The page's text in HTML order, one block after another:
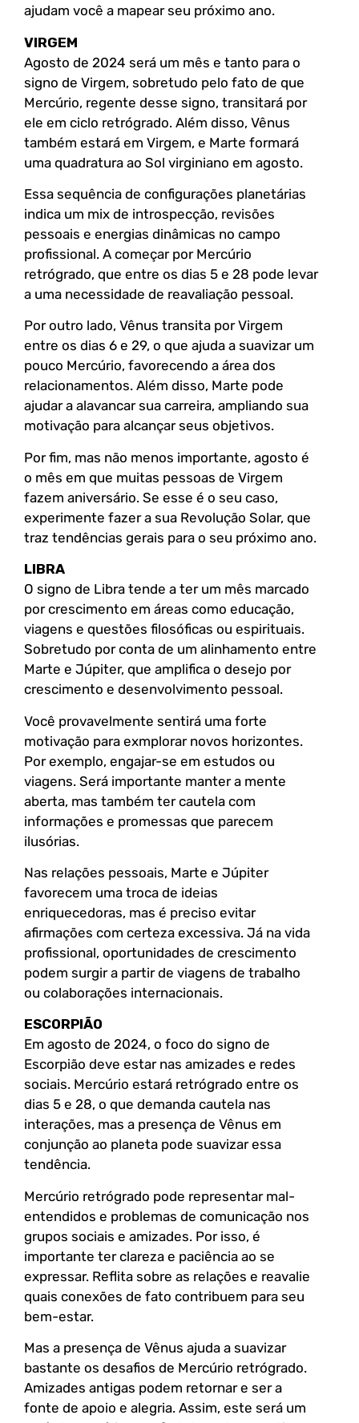
ajudam você a mapear seu próximo ano.
VIRGEM
Agosto de 2024 será um mês e tanto para o
signo de Virgem, sobretudo pelo fato de que
Mercúrio, regente desse signo, transitará por
ele em ciclo retrógrado. Além disso, Vênus
também estará em Virgem, e Marte formará
uma quadratura ao Sol virginiano em agosto.
Essa sequência de configurações planetárias
indica um mix de introspecção, revisões
pessoais e energias dinâmicas no campo
profissional. A começar por Mercúrio
retrógrado, que entre os dias 5 e 28 pode levar
a uma necessidade de reavaliação pessoal.
Por outro lado, Vênus transita por Virgem
entre os dias 6 e 29, o que ajuda a suavizar um
pouco Mercúrio, favorecendo a área dos
relacionamentos. Além disso, Marte pode
ajudar a alavancar sua carreira, ampliando sua
motivação para alcançar seus objetivos.
Por fim, mas não menos importante, agosto é
o mês em que muitas pessoas de Virgem
fazem aniversário. Se esse é o seu caso,
experimente fazer a sua Revolução Solar, que
traz tendências gerais para o seu próximo ano.
LIBRA
O signo de Libra tende a ter um mês marcado
por crescimento em áreas como educação,
viagens e questões filosóficas ou espirituais.
Sobretudo por conta de um alinhamento entre
Marte e Júpiter, que amplifica o desejo por
crescimento e desenvolvimento pessoal.
Você provavelmente sentirá uma forte
motivação para exmplorar novos horizontes.
Por exemplo, engajar-se em estudos ou
viagens. Será importante manter a mente
aberta, mas também ter cautela com
informações e promessas que parecem
ilusórias.
Nas relações pessoais, Marte e Júpiter
favorecem uma troca de ideias
enriquecedoras, mas é preciso evitar
afirmações com certeza excessiva. Já na vida
profissional, oportunidades de crescimento
podem surgir a partir de viagens de trabalho
ou colaborações internacionais.
ESCORPIÃO
Em agosto de 2024, o foco do signo de
Escorpião deve estar nas amizades e redes
sociais. Mercúrio estará retrógrado entre os
dias 5 e 28, o que demanda cautela nas
interações, mas a presença de Vênus em
conjunção ao planeta pode suavizar essa
tendência.
Mercúrio retrógrado pode representar mal-
entendidos e problemas de comunicação nos
grupos sociais e amizades. Por isso, é
importante ter clareza e paciência ao se
expressar. Reflita sobre as relações e reavalie
quais conexões de fato contribuem para seu
bem-estar.
Mas a presença de Vênus ajuda a suavizar
bastante os desafios de Mercúrio retrógrado.
Amizades antigas podem retornar e ser a
fonte de apoio e alegria. Assim, este será um